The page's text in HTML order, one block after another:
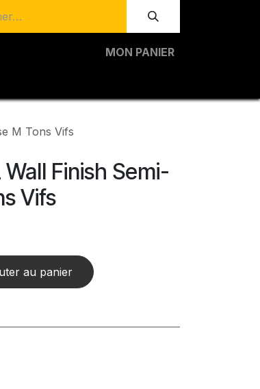
MON PANIER
M Tons Vifs
Wall Finish Semi-
Vifs
au panier